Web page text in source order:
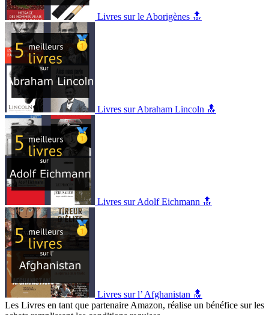
Livres sur le Aborigènes 🔝
Livres sur Abraham Lincoln 🔝
Livres sur Adolf Eichmann 🔝
Livres sur l’ Afghanistan 🔝
Les Livres en tant que partenaire Amazon, réalise un bénéfice sur les